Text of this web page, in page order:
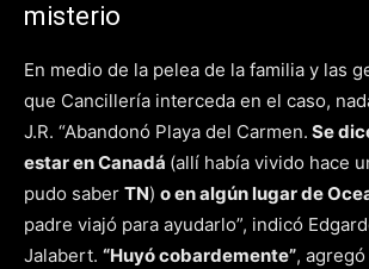
misterio
En medio de la pelea de la familia y las
que Cancillería interceda en el caso,
J.R. “Abandonó Playa del Carmen. Se
estar en Canadá (allí había vivido hace
pudo saber TN) o en algún lugar de
padre viajó para ayudarlo”, indicó
Jalabert. “Huyó cobardemente”,